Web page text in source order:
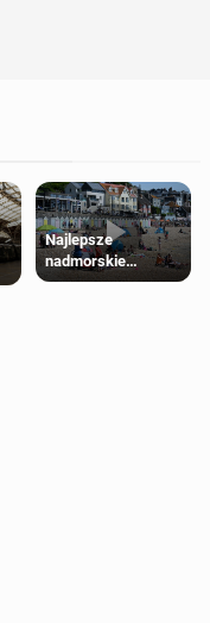
Najlepsze
nadmorskie
miasteczko blisko